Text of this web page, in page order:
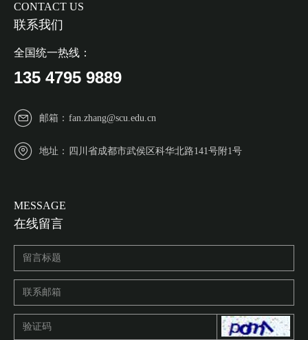
CONTACT US
联系我们
邮箱： fan.zhang@scu.edu.cn
地址： 四川省成都市武侯区科华北路141号附1号
全国统一热线：
135 4795 9889
MESSAGE
在线留言